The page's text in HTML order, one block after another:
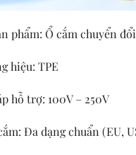
phẩm: Ổ cắm chuyển
hiệu: TPE
hỗ trợ: 100V – 250V
Đa dạng chuẩn (EU,